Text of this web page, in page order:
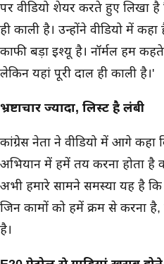
पर वीडियो शेयर करते हुए लिखा है
ही काली है। उन्होंने वीडियो में
काफी बड़ा इश्यू है। नॉर्मल हम
लेकिन यहां पूरी दाल ही काली है।'
भ्रष्टाचार ज्यादा, लिस्ट है लंबी
कांग्रेस नेता ने वीडियो में आगे कहा
अभियान में हमें तय करना होता है
अभी हमारे सामने समस्या यह है कि
जिन कामों को हमें क्रम से करना
है।